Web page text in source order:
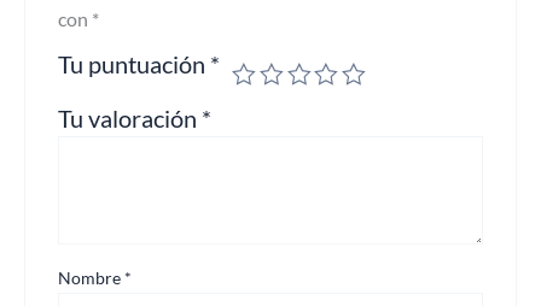
con *
Tu puntuación *
Tu valoración *
Nombre *